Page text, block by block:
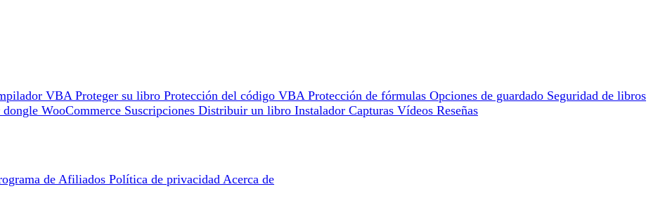
VBA Proteger su libro Protección del código VBA Protección de fórmulas Opciones de guardado Seguridad de libros
dongle WooCommerce Suscripciones Distribuir un libro Instalador Capturas Vídeos Reseñas
de Afiliados Política de privacidad Acerca de